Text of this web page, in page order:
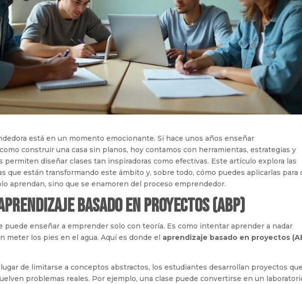
está en un momento emocionante. Si hace unos años enseñar
construir una casa sin planos, hoy contamos con herramientas, estrategias y
permiten diseñar clases tan inspiradoras como efectivas. Este artículo explora las
que están transformando este ámbito y, sobre todo, cómo puedes aplicarlas para
aprendan, sino que se enamoren del proceso emprendedor.
basado en proyectos (ABP)
puede enseñar a emprender solo con teoría. Es como intentar aprender a nadar
meter los pies en el agua. Aquí es donde el aprendizaje basado en proyectos
de limitarse a conceptos abstractos, los estudiantes desarrollan proyectos
problemas reales. Por ejemplo, una clase puede convertirse en un